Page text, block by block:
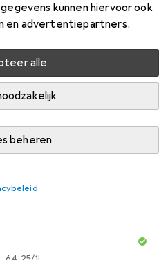
kunnen hiervoor ook
en advertentiepartners.
alle
beheren
de All Black Stekker 19
Smeermiddelen en Anale
Anale Douche
EUR